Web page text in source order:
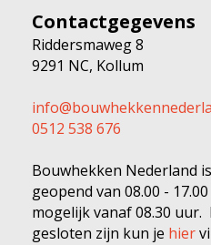
Contactgegevens
Riddersmaweg 8
9291 NC, Kollum
0512 538 676
Bouwhekken Nederland
geopend van 08.00 -
mogelijk vanaf 08.30 uur.
gesloten zijn kun je hier